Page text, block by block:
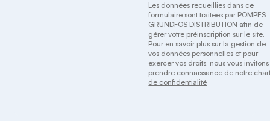
Les données recueillies dans ce
formulaire sont traitées par POMPES
GRUNDFOS DISTRIBUTION afin de
gérer votre préinscription sur le site.
Pour en savoir plus sur la gestion de
vos données personnelles et pour
exercer vos droits, nous vous
prendre connaissance de notre
de confidentialité